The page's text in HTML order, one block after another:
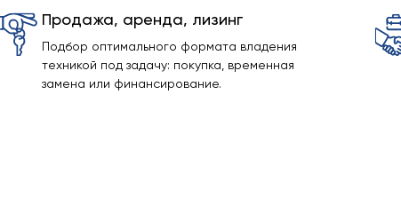
Продажа, аренда, лизинг
Подбор оптимального формата владения
техникой под задачу: покупка, временная
замена или финансирование.